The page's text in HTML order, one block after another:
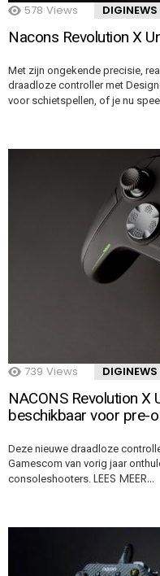
578 Views DIGINEWS
Nacons Revolution X
Met zijn ongekende precisie,
draadloze controller met
voor schietspellen, of je nu
739 Views DIGINEWS
NACONS Revolution
beschikbaar voor pre-
Deze nieuwe draadloze
Gamescom van vorig jaar
consoleshooters. LEES MEER…